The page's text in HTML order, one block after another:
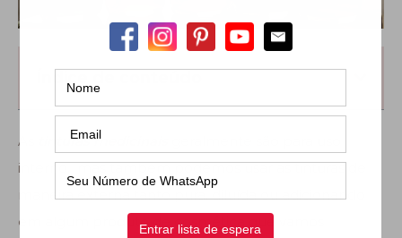
As tinturas medicinais
interno, mas também podemos usar as tinturas de
em algum produto de cosmética que vamos